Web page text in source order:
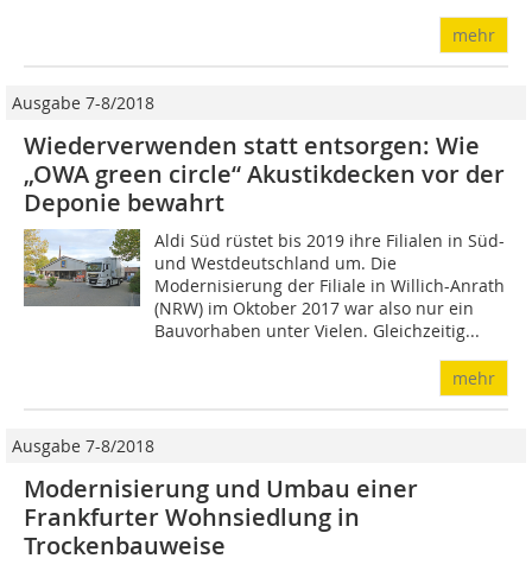
mehr
Ausgabe 7-8/2018
Wiederverwenden statt entsorgen: Wie
„OWA green circle“ Akustikdecken vor der
Deponie bewahrt
Aldi Süd rüstet bis 2019 ihre Filia­len in Süd-
und West­deutschland um. Die
Modernisierung der Filiale in Willich-Anrath
(NRW) im Oktober 2017 war also nur ein
Bauvorhaben unter Vielen. Gleichzeitig...
mehr
Ausgabe 7-8/2018
Modernisierung und Umbau einer
Frankfurter Wohnsiedlung in
Trockenbauweise